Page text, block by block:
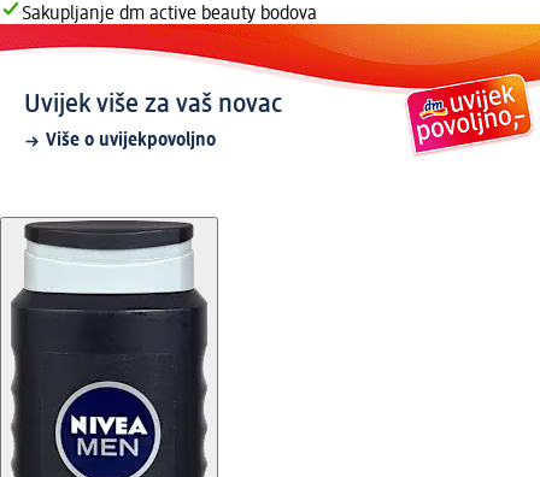
Sakupljanje dm active beauty bodova
Uvijek više za vaš novac
Više o uvijekpovoljno